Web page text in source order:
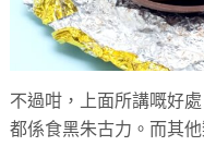
不過咁，上面所講嘅好
都係食黑朱古力。而其